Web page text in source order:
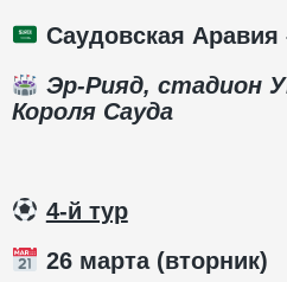
Саудовская Аравия
Эр-Рияд, стадион
Короля Сауда
4-й тур
26 марта (вторник)